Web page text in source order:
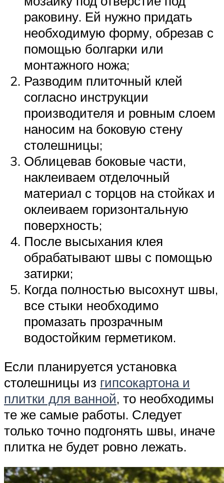
раковину. Ей нужно придать
необходимую форму, обрезав с
помощью болгарки или
монтажного ножа;
Разводим плиточный клей
согласно инструкции
производителя и ровным слоем
наносим на боковую стену
столешницы;
Облицевав боковые части,
наклеиваем отделочный
материал с торцов на стойках и
оклеиваем горизонтальную
поверхность;
После высыхания клея
обрабатывают швы с помощью
затирки;
Когда полностью высохнут швы,
все стыки необходимо
промазать прозрачным
водостойким герметиком.
Если планируется установка
столешницы из гипсокартона и
плитки для ванной, то необходимы
те же самые работы. Следует
только точно подгонять швы, иначе
плитка не будет ровно лежать.